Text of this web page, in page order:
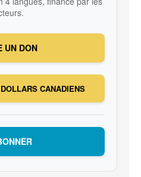
UN DON
CANADIENS